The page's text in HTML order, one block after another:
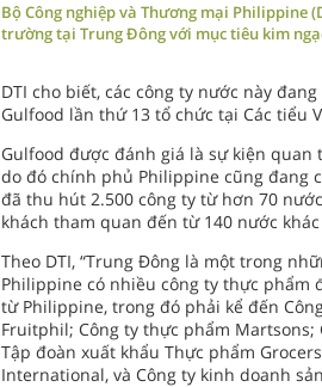
Bộ Công nghiệp và Thương mại Philippine
trường tại Trung Đông với mục tiêu kim
DTI cho biết, các công ty nước này
Gulfood lần thứ 13 tổ chức tại Các tiểu
Gulfood được đánh giá là sự kiện
do đó chính phủ Philippine cũng đang
đã thu hút 2.500 công ty từ hơn 70
khách tham quan đến từ 140 nước
Theo DTI, “Trung Đông là một trong
Philippine có nhiều công ty thực phẩm
từ Philippine, trong đó phải kể đến
Fruitphil; Công ty thực phẩm Martsons;
Tập đoàn xuất khẩu Thực phẩm
International, và Công ty kinh doanh